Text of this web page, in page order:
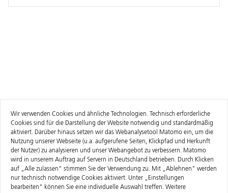
Wir verwenden Cookies und ähnliche Technologien. Technisch erforderliche
Cookies sind für die Darstellung der Website notwendig und standardmäßig
aktiviert. Darüber hinaus setzen wir das Webanalysetool Matomo ein, um die
Nutzung unserer Webseite (u.a. aufgerufene Seiten, Klickpfad und Herkunft
der Nutzer) zu analysieren und unser Webangebot zu verbessern. Matomo
wird in unserem Auftrag auf Servern in Deutschland betrieben. Durch Klicken
auf „Alle zulassen“ stimmen Sie der Verwendung zu. Mit „Ablehnen" werden
nur technisch notwendige Cookies aktiviert. Unter „Einstellungen
bearbeiten“ können Sie eine individuelle Auswahl treffen. Weitere